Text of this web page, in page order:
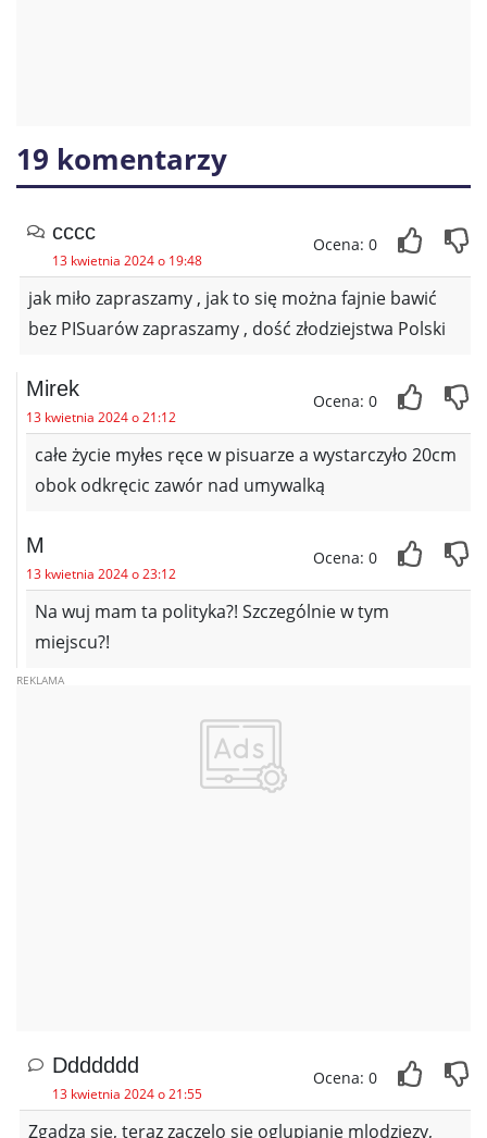
19 komentarzy
cccc
13 kwietnia 2024 o 19:48
Ocena: 0
jak miło zapraszamy , jak to się można fajnie bawić
bez PISuarów zapraszamy , dość złodziejstwa Polski
Mirek
13 kwietnia 2024 o 21:12
Ocena: 0
całe życie myłes ręce w pisuarze a wystarczyło 20cm
obok odkręcic zawór nad umywalką
M
13 kwietnia 2024 o 23:12
Ocena: 0
Na wuj mam ta polityka?! Szczególnie w tym
miejscu?!
Ddddddd
13 kwietnia 2024 o 21:55
Ocena: 0
Zgadza sie, teraz zaczelo sie oglupianie mlodziezy,